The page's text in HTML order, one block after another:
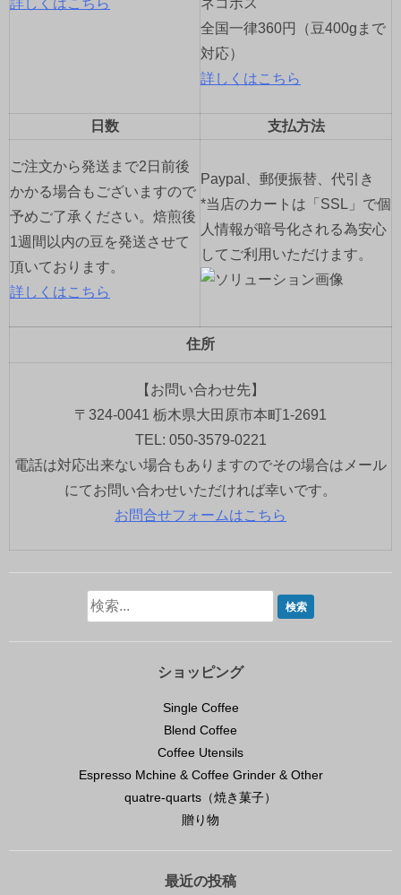
詳しくはこちら
ネコポス
全国一律360円（豆400gまで
対応）
詳しくはこちら
日数 支払方法
ご注文から発送まで2日前後
かかる場合もございますので
予めご了承ください。焙煎後
1週間以内の豆を発送させて
頂いております。
詳しくはこちら
Paypal、郵便振替、代引き
*当店のカートは「SSL」で個
人情報が暗号化される為安心
してご利用いただけます。
住所
【お問い合わせ先】
〒324-0041 栃木県大田原市本町1-2691
TEL: 050-3579-0221
電話は対応出来ない場合もありますのでその場合はメール
にてお問い合わせいただければ幸いです。
お問合せフォームはこちら
ショッピング
Single Coffee
Blend Coffee
Coffee Utensils
Espresso Mchine & Coffee Grinder & Other
quatre-quarts（焼き菓子）
贈り物
最近の投稿